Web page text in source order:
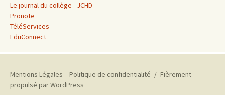
Le journal du collège - JCHD
Pronote
TéléServices
EduConnect
Mentions Légales – Politique de confidentialité
Fièrement
propulsé par WordPress